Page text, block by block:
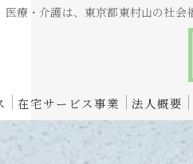
医療・介護は、東京都東村山の社
らのお知らせ
在宅サービス事業 法人概要